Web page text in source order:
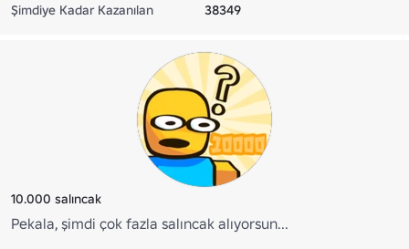
Şimdiye Kadar Kazanılan
38349
10.000 salıncak
Pekala, şimdi çok fazla salıncak alıyorsun...